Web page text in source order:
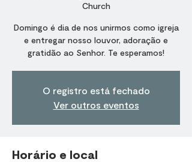
Church
Domingo é dia de nos unirmos como igreja
e entregar nosso louvor, adoração e
gratidão ao Senhor. Te esperamos!
O registro está fechado
Ver outros eventos
Horário e local